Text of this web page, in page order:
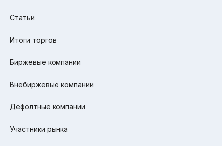
Статьи
Итоги торгов
Биржевые компании
Внебиржевые компании
Дефолтные компании
Участники рынка